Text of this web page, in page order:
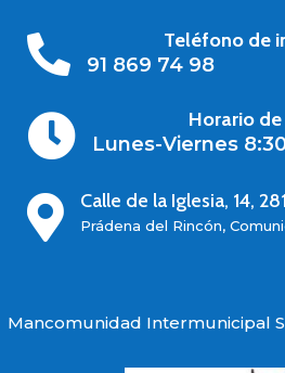

Teléfono de
91 869 74 98

Horario
Lunes-Viernes
 Calle de la Iglesia, 14,
Prádena del Rincón,
Mancomunidad Intermunicipal